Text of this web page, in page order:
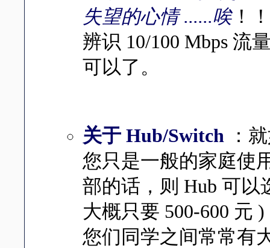
失望的心情 ......唉！
辨识 10/100 Mbps 流
可以了。
关于 Hub/Switch
：
您只是一般的家庭使
部的话，则 Hub 可
大概只要 500-600 元
您们同学之间常常有